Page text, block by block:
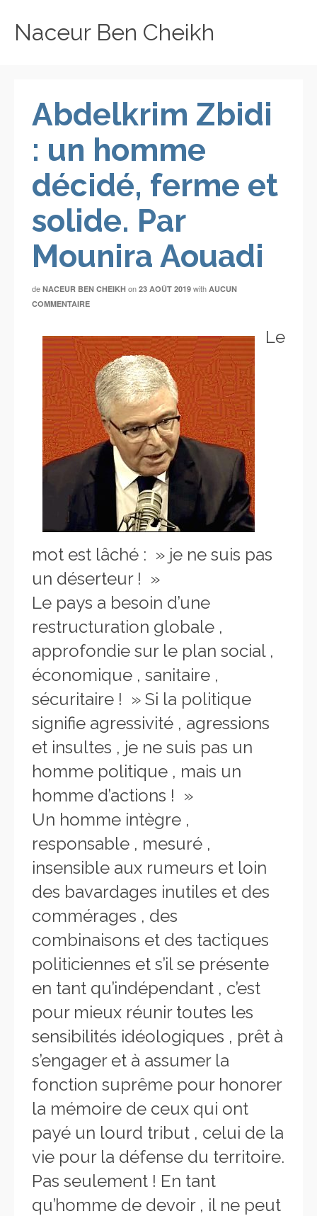
Naceur Ben Cheikh
Abdelkrim Zbidi
: un homme
décidé, ferme et
solide. Par
Mounira Aouadi
de NACEUR BEN CHEIKH on 23 AOÛT 2019 with AUCUN
COMMENTAIRE
Le
mot est lâché : » je ne suis pas
un déserteur ! »
Le pays a besoin d’une
restructuration globale ,
approfondie sur le plan social ,
économique , sanitaire ,
sécuritaire ! » Si la politique
signifie agressivité , agressions
et insultes , je ne suis pas un
homme politique , mais un
homme d’actions ! »
Un homme intègre ,
responsable , mesuré ,
insensible aux rumeurs et loin
des bavardages inutiles et des
commérages , des
combinaisons et des tactiques
politiciennes et s’il se présente
en tant qu’indépendant , c’est
pour mieux réunir toutes les
sensibilités idéologiques , prêt à
s’engager et à assumer la
fonction suprême pour honorer
la mémoire de ceux qui ont
payé un lourd tribut , celui de la
vie pour la défense du territoire.
Pas seulement ! En tant
qu’homme de devoir , il ne peut